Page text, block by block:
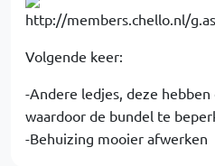
Volgende keer:
-Andere ledjes, deze
waardoor de bundel te
-Behuizing mooier afwerken